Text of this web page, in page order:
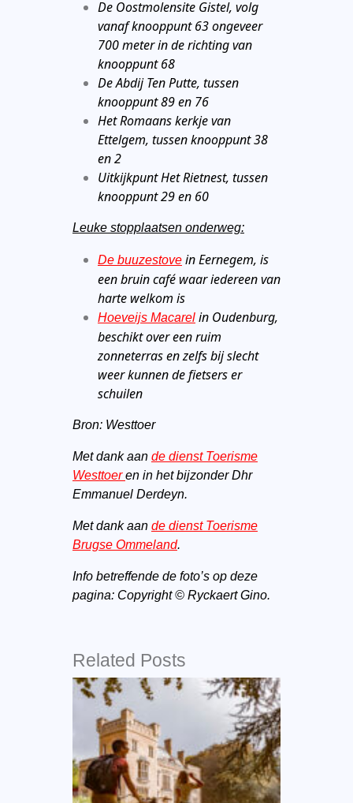
De Oostmolensite Gistel, volg
vanaf knooppunt 63 ongeveer
700 meter in de richting van
knooppunt 68
De Abdij Ten Putte, tussen
knooppunt 89 en 76
Het Romaans kerkje van
Ettelgem, tussen knooppunt 38
en 2
Uitkijkpunt Het Rietnest, tussen
knooppunt 29 en 60
Leuke stopplaatsen onderweg:
De buuzestovein Eernegem, is
een bruin café waar iedereen van
harte welkom is
Hoeveijs Macarelin Oudenburg,
beschikt over een ruim
zonneterras en zelfs bij slecht
weer kunnen de fietsers er
schuilen
Bron: Westtoer
Met dank aan de dienst Toerisme
Westtoeren in het bijzonder Dhr
Emmanuel Derdeyn.
Met dank aan de dienst Toerisme
Brugse Ommeland.
Info betreffende de foto’s op deze
pagina: Copyright © Ryckaert Gino.
Related Posts